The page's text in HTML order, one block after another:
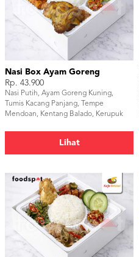
Nasi Box Ayam Goreng
Rp. 43.900
Nasi Putih, Ayam Goreng Kuning,
Tumis Kacang Panjang, Tempe
Mendoan, Kentang Balado, Kerupuk
Lihat